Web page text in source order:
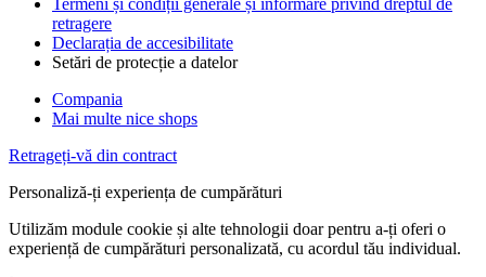
Termeni și condiții generale și informare privind dreptul de
retragere
Declarația de accesibilitate
Setări de protecție a datelor
Compania
Mai multe nice shops
Retrageți-vă din contract
Personaliză-ți experiența de cumpărături
Utilizăm module cookie și alte tehnologii doar pentru a-ți oferi o
experiență de cumpărături personalizată, cu acordul tău individual.